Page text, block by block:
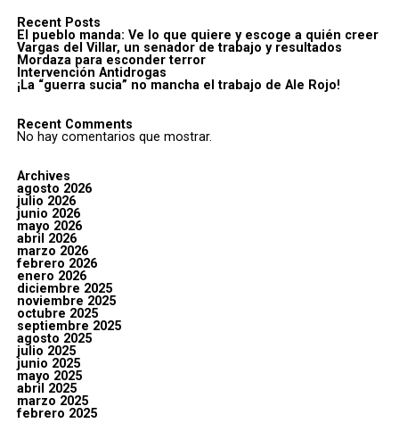
Recent Posts
El pueblo manda: Ve lo que quiere y escoge a quién creer
Vargas del Villar, un senador de trabajo y resultados
Mordaza para esconder terror
Intervención Antidrogas
¡La “guerra sucia” no mancha el trabajo de Ale Rojo!
Recent Comments
No hay comentarios que mostrar.
Archives
agosto 2026
julio 2026
junio 2026
mayo 2026
abril 2026
marzo 2026
febrero 2026
enero 2026
diciembre 2025
noviembre 2025
octubre 2025
septiembre 2025
agosto 2025
julio 2025
junio 2025
mayo 2025
abril 2025
marzo 2025
febrero 2025